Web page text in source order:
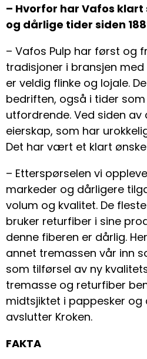
– Hvorfor har Vafos
og dårlige tider siden
– Vafos Pulp har først og
tradisjoner i bransjen
er veldig flinke og lojale.
bedriften, også i tider
utfordrende. Ved siden av
eierskap, som har
Det har vært et klart
– Etterspørselen vi
markeder og dårligere
volum og kvalitet. De
bruker returfiber i sine
denne fiberen er dårlig.
annet tremassen vår inn
som tilførsel av ny
tremasse og returfiber
midtsjiktet i pappesker og
avslutter Kroken.
FAKTA